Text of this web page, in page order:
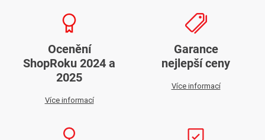
Ocenění
ShopRoku 2024 a
2025
Více informací
Garance
nejlepší ceny
Více informací